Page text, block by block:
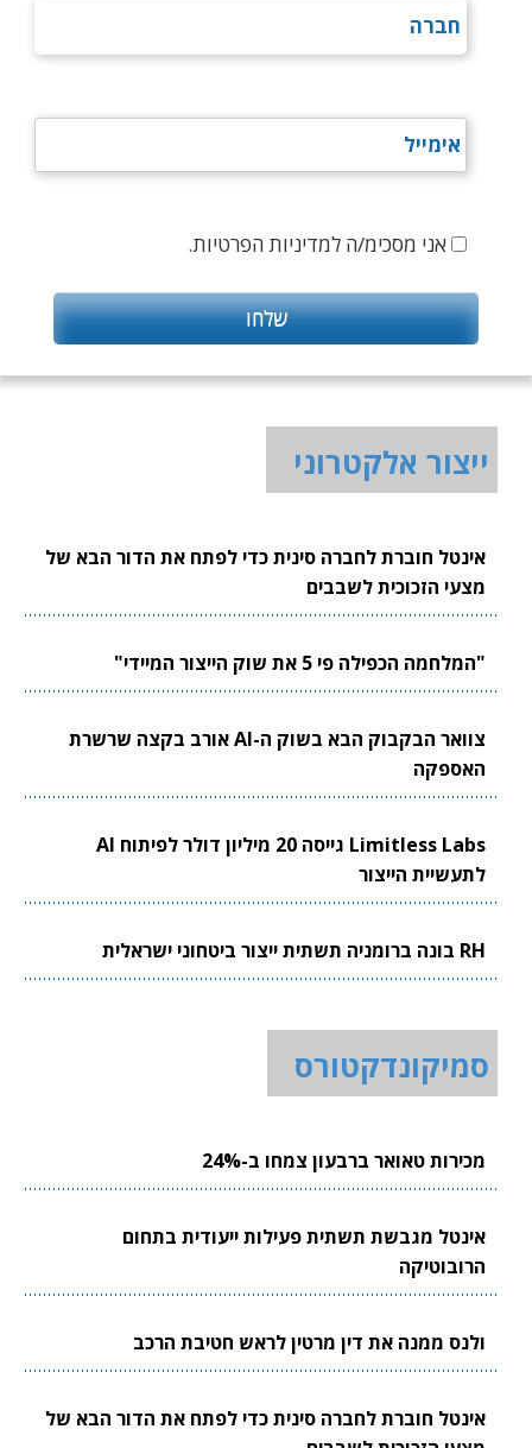
אני מסכימ/ה למדיניות הפרטיות.
ייצור אלקטרוני
אינטל חוברת לחברה סינית כדי לפתח את הדור הבא של
מצעי הזכוכית לשבבים
"המלחמה הכפילה פי 5 את שוק הייצור המיידי"
צוואר הבקבוק הבא בשוק ה-AI אורב בקצה שרשרת
האספקה
Limitless Labs גייסה 20 מיליון דולר לפיתוח AI
לתעשיית הייצור
RH בונה ברומניה תשתית ייצור ביטחוני ישראלית
סמיקונדקטורס
מכירות טאואר ברבעון צמחו ב-24%
אינטל מגבשת תשתית פעילות ייעודית בתחום
הרובוטיקה
ולנס ממנה את דין מרטין לראש חטיבת הרכב
אינטל חוברת לחברה סינית כדי לפתח את הדור הבא של